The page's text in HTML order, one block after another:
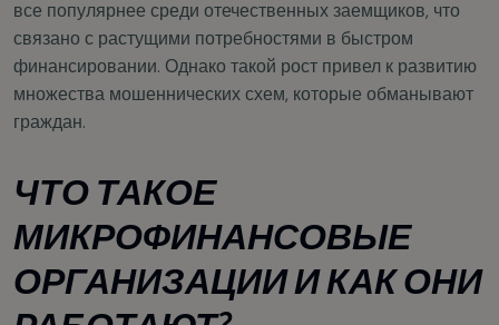
все популярнее среди отечественных заемщиков, что
связано с растущими потребностями в быстром
финансировании. Однако такой рост привел к развитию
множества мошеннических схем, которые обманывают
граждан.
ЧТО ТАКОЕ
МИКРОФИНАНСОВЫЕ
ОРГАНИЗАЦИИ И КАК ОНИ